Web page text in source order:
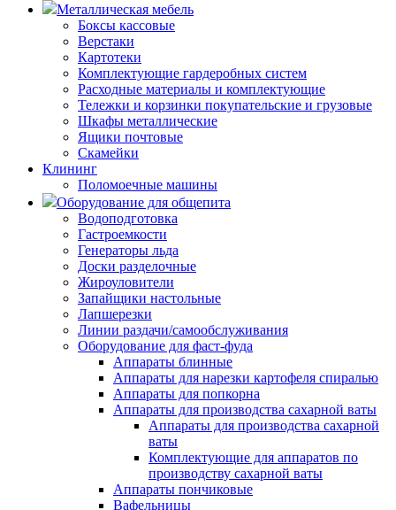
Металлическая мебель
Боксы кассовые
Верстаки
Картотеки
Комплектующие гардеробных систем
Расходные материалы и комплектующие
Тележки и корзинки покупательские и грузовые
Шкафы металлические
Ящики почтовые
Скамейки
Клининг
Поломоечные машины
Оборудование для общепита
Водоподготовка
Гастроемкости
Генераторы льда
Доски разделочные
Жироуловители
Запайщики настольные
Лапшерезки
Линии раздачи/самообслуживания
Оборудование для фаст-фуда
Аппараты блинные
Аппараты для нарезки картофеля спиралью
Аппараты для попкорна
Аппараты для производства сахарной ваты
Аппараты для производства сахарной
ваты
Комплектующие для аппаратов по
производству сахарной ваты
Аппараты пончиковые
Вафельницы